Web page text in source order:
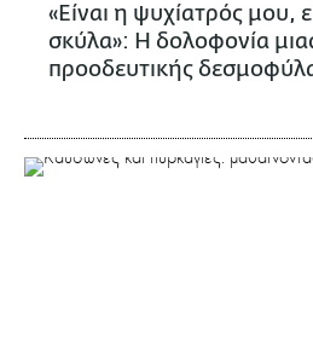
«Είναι η ψυχίατρός μου,
σκύλα»: Η δολοφονία
προοδευτικής